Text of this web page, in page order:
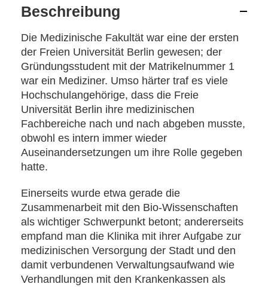
Beschreibung
Die Medizinische Fakultät war eine der ersten
der Freien Universität Berlin gewesen; der
Gründungsstudent mit der Matrikelnummer 1
war ein Mediziner. Umso härter traf es viele
Hochschulangehörige, dass die Freie
Universität Berlin ihre medizinischen
Fachbereiche nach und nach abgeben musste,
obwohl es intern immer wieder
Auseinandersetzungen um ihre Rolle gegeben
hatte.
Einerseits wurde etwa gerade die
Zusammenarbeit mit den Bio-Wissenschaften
als wichtiger Schwerpunkt betont; andererseits
empfand man die Klinika mit ihrer Aufgabe zur
medizinischen Versorgung der Stadt und den
damit verbundenen Verwaltungsaufwand wie
Verhandlungen mit den Krankenkassen als